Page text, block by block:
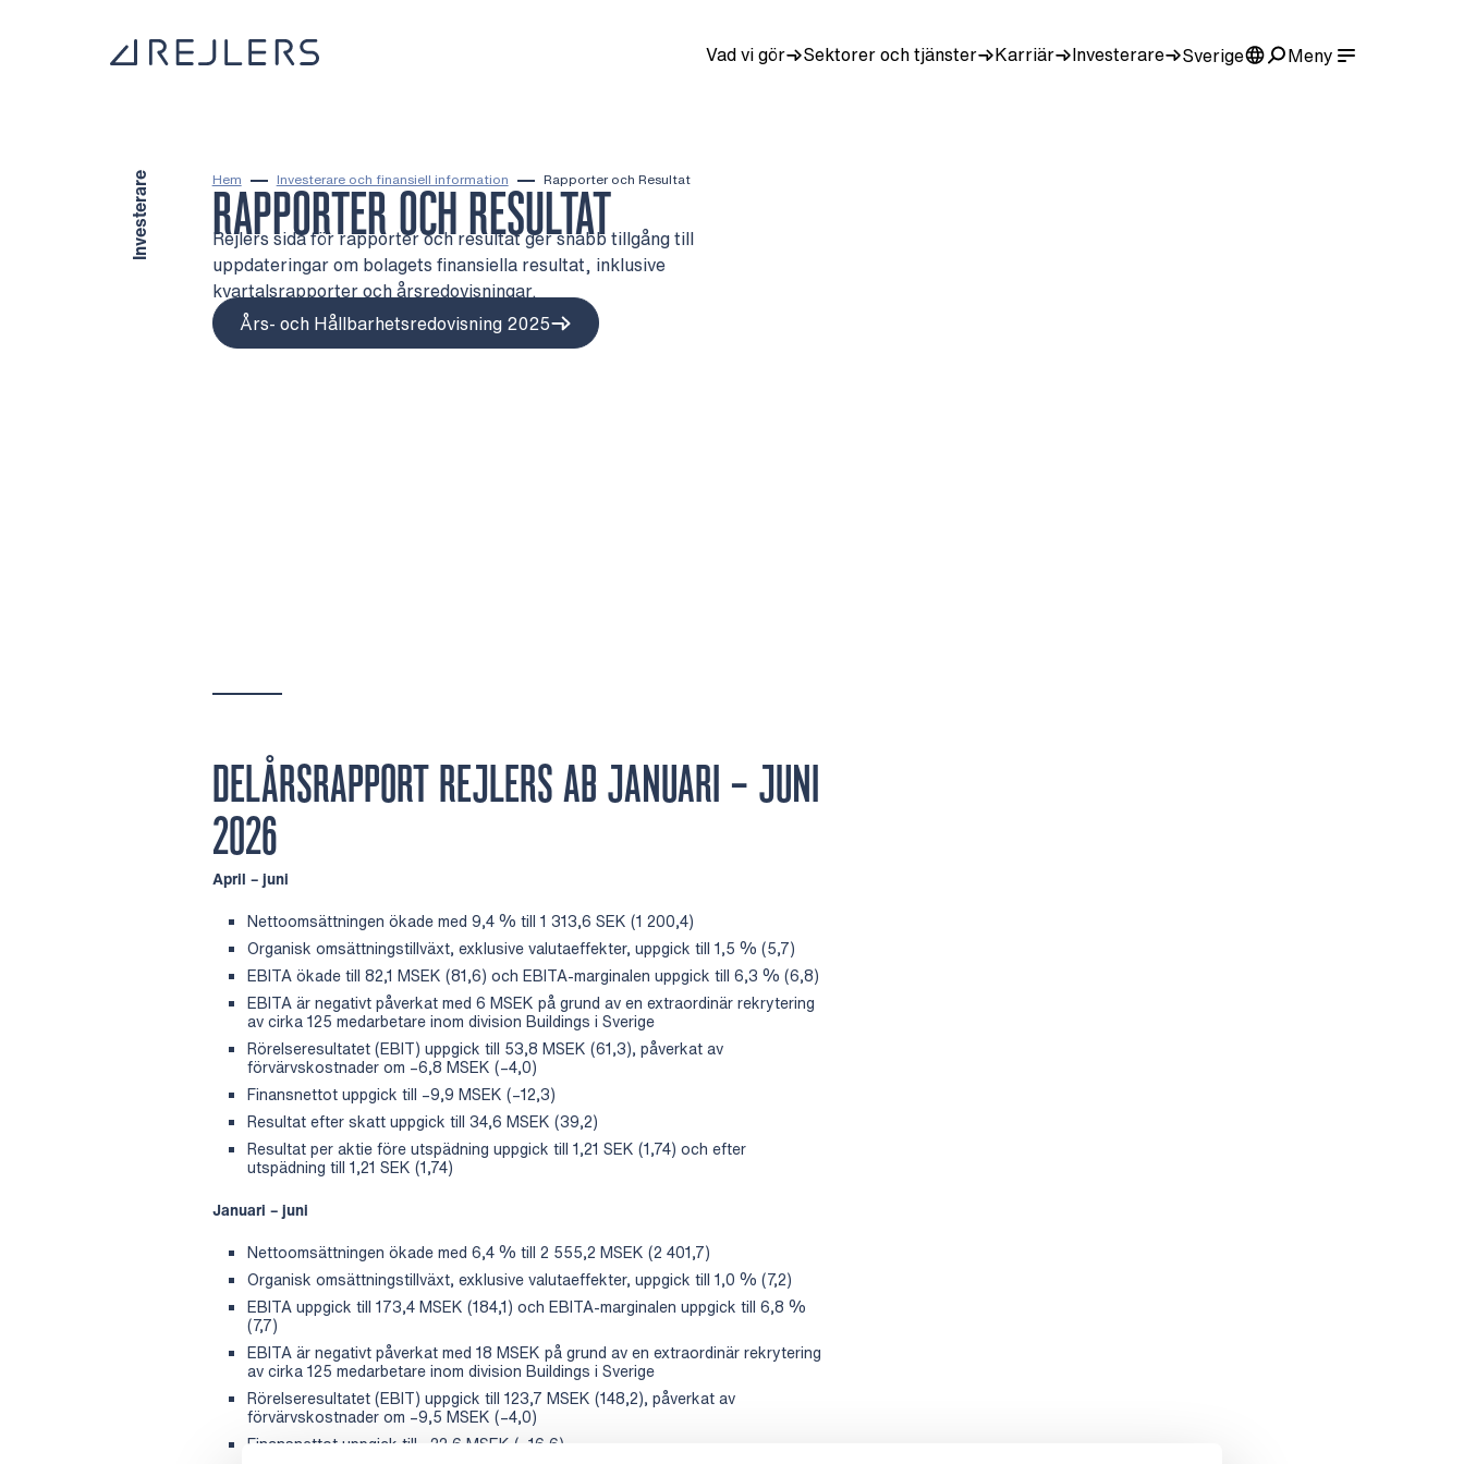
Vad vi gör Sektorer och tjänster Karriär Investerare Sverige Meny
Hem Investerare och finansiell information Rapporter och Resultat
RAPPORTER OCH RESULTAT
Investerare
Rejlers sida för rapporter och resultat ger snabb tillgång till
uppdateringar om bolagets finansiella resultat, inklusive
kvartalsrapporter och årsredovisningar.
Års- och Hållbarhetsredovisning 2025
DELÅRSRAPPORT REJLERS AB JANUARI – JUNI
2026
April – juni
Nettoomsättningen ökade med 9,4 % till 1 313,6 SEK (1 200,4)
Organisk omsättningstillväxt, exklusive valutaeffekter, uppgick till 1,5 % (5,7)
EBITA ökade till 82,1 MSEK (81,6) och EBITA-marginalen uppgick till 6,3 % (6,8)
EBITA är negativt påverkat med 6 MSEK på grund av en extraordinär rekrytering
av cirka 125 medarbetare inom division Buildings i Sverige
Rörelseresultatet (EBIT) uppgick till 53,8 MSEK (61,3), påverkat av
förvärvskostnader om –6,8 MSEK (–4,0)
Finansnettot uppgick till –9,9 MSEK (–12,3)
Resultat efter skatt uppgick till 34,6 MSEK (39,2)
Resultat per aktie före utspädning uppgick till 1,21 SEK (1,74) och efter
utspädning till 1,21 SEK (1,74)
Januari – juni
Nettoomsättningen ökade med 6,4 % till 2 555,2 MSEK (2 401,7)
Organisk omsättningstillväxt, exklusive valutaeffekter, uppgick till 1,0 % (7,2)
EBITA uppgick till 173,4 MSEK (184,1) och EBITA-marginalen uppgick till 6,8 %
(7,7)
EBITA är negativt påverkat med 18 MSEK på grund av en extraordinär rekrytering
av cirka 125 medarbetare inom division Buildings i Sverige
Rörelseresultatet (EBIT) uppgick till 123,7 MSEK (148,2), påverkat av
förvärvskostnader om –9,5 MSEK (–4,0)
Finansnettot uppgick till –22,6 MSEK (–16,6)